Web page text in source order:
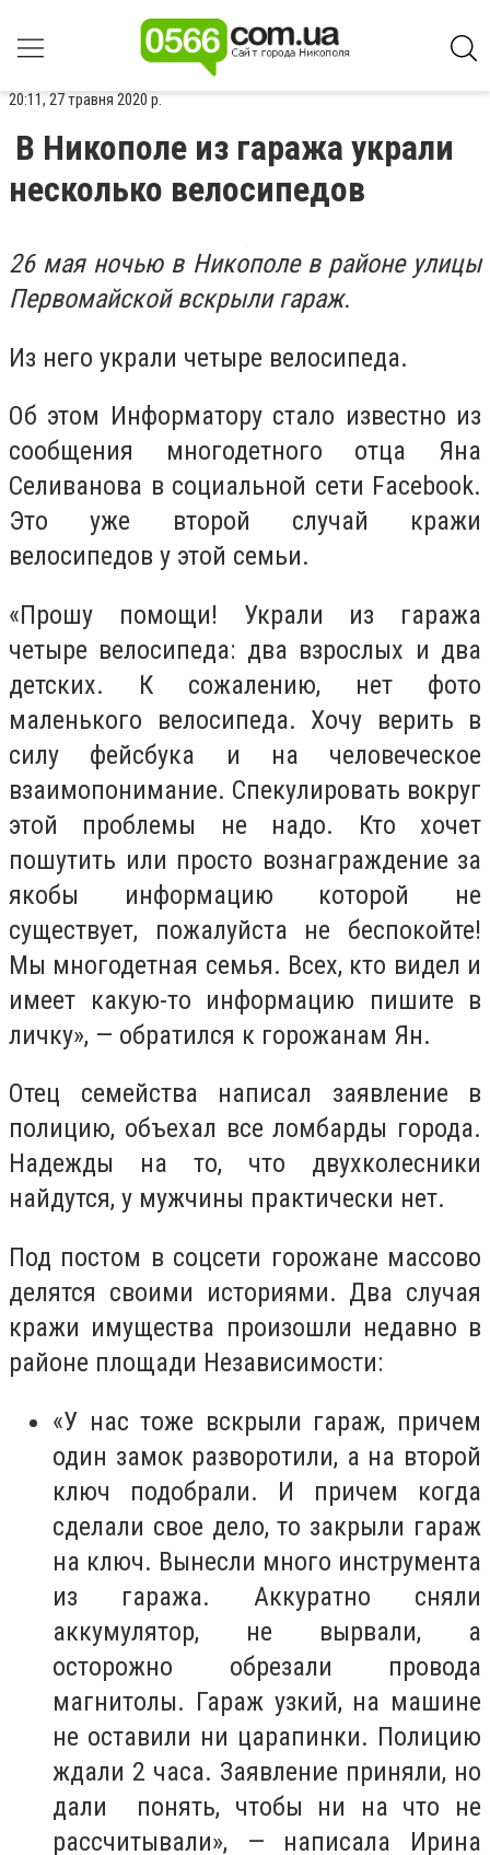
20:11, 27 травня 2020 р.
В Никополе из гаража украли
несколько велосипедов
26 мая ночью в Никополе в районе улицы
Первомайской вскрыли гараж.
Из него украли четыре велосипеда.
Об этом Информатору стало известно из
сообщения многодетного отца Яна
Селиванова в социальной сети Facebook.
Это уже второй случай кражи
велосипедов у этой семьи.
«Прошу помощи! Украли из гаража
четыре велосипеда: два взрослых и два
детских. К сожалению, нет фото
маленького велосипеда. Хочу верить в
силу фейсбука и на человеческое
взаимопонимание. Спекулировать вокруг
этой проблемы не надо. Кто хочет
пошутить или просто вознаграждение за
якобы информацию которой не
существует, пожалуйста не беспокойте!
Мы многодетная семья. Всех, кто видел и
имеет какую-то информацию пишите в
личку», — обратился к горожанам Ян.
Отец семейства написал заявление в
полицию, объехал все ломбарды города.
Надежды на то, что двухколесники
найдутся, у мужчины практически нет.
Под постом в соцсети горожане массово
делятся своими историями. Два случая
кражи имущества произошли недавно в
районе площади Независимости:
«У нас тоже вскрыли гараж, причем
один замок разворотили, а на второй
ключ подобрали. И причем когда
сделали свое дело, то закрыли гараж
на ключ. Вынесли много инструмента
из гаража. Аккуратно сняли
аккумулятор, не вырвали, а
осторожно обрезали провода
магнитолы. Гараж узкий, на машине
не оставили ни царапинки. Полицию
ждали 2 часа. Заявление приняли, но
дали понять, чтобы ни на что не
рассчитывали», — написала Ирина